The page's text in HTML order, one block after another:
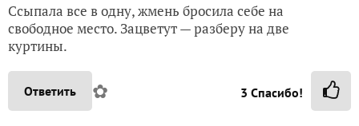
Ссыпала все в одну, жмень бросила себе на
свободное место. Зацветут — разберу на две
куртины.
Ответить ✿ 3 Спасибо!